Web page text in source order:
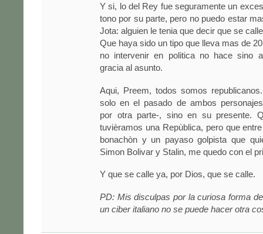
Y si, lo del Rey fue seguramente un
tono por su parte, pero no puedo estar
Jota: alguien le tenia que decir que se
Que haya sido un tipo que lleva mas de
no intervenir en politica no hace sino
gracia al asunto.
Aqui, Preem, todos somos
solo en el pasado de ambos
por otra parte-, sino en su presente.
tuvièramos una Repùblica, pero que
bonachòn y un payaso golpista que
Simon Bolivar y Stalin, me quedo con el
Y que se calle ya, por Dios, que se calle.
PD: Mis disculpas por la curiosa forma
un ciber italiano no se puede hacer otra